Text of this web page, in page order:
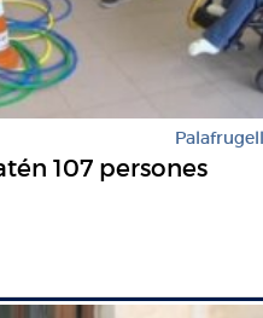
Palafrugell
107 persones